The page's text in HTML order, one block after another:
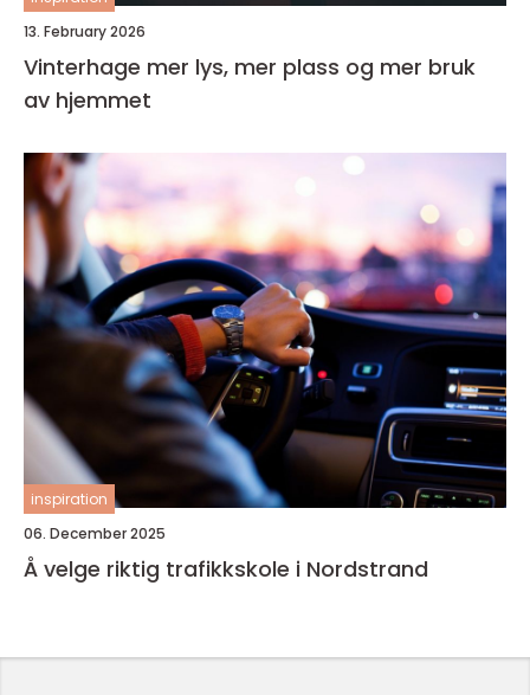
13. February 2026
Vinterhage mer lys, mer plass og mer bruk
av hjemmet
inspiration
06. December 2025
Å velge riktig trafikkskole i Nordstrand